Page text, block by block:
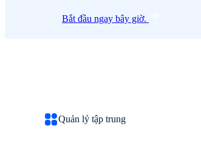
Bắt đầu ngay bây giờ.
Quản lý tập trung